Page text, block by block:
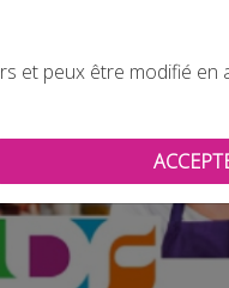
et peux être modifié en